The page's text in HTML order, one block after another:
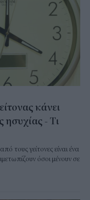
κάνει
ησυχίας - Τι
τους γείτονες είναι ένα
όσοι μένουν σε